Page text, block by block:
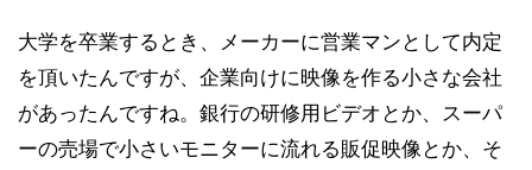
大学を卒業するとき、メーカーに営業マンとして内定
を頂いたんですが、企業向けに映像を作る小さな会社
があったんですね。銀行の研修用ビデオとか、スーパ
ーの売場で小さいモニターに流れる販促映像とか、そ